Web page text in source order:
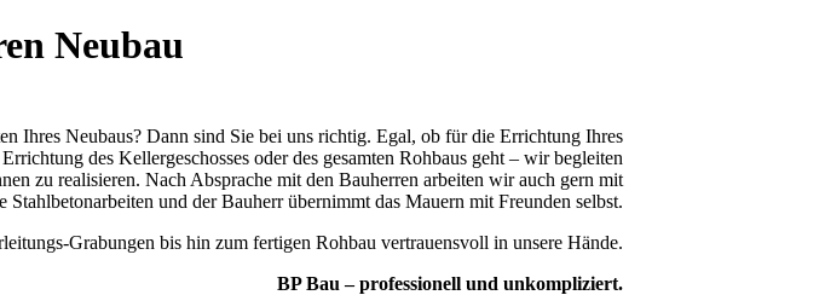
Neubau
Ihres Neubaus? Dann sind Sie bei uns richtig. Egal, ob für die Errichtung Ihres
des Kellergeschosses oder des gesamten Rohbaus geht – wir begleiten
zu realisieren. Nach Absprache mit den Bauherren arbeiten wir auch gern mit
und der Bauherr übernimmt das Mauern mit Freunden selbst.
Grabungen bis hin zum fertigen Rohbau vertrauensvoll in unsere Hände.
BP Bau – professionell und unkompliziert.